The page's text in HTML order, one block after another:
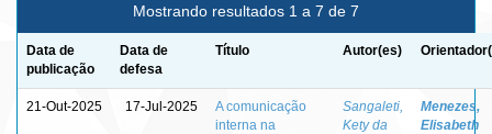
Mostrando resultados 1 a 7 de 7
Data de
publicação
Data de
defesa
Título Autor(es)
21-Out-2025 17-Jul-2025
A comunicação
interna na
Sangaleti,
Kety da
Menezes,
Elisabeth